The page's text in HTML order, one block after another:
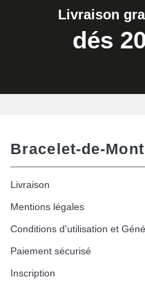
Livraison
dés
Bracelet-de-
Livraison
Mentions légales
Conditions d'utilisation et
Paiement sécurisé
Inscription